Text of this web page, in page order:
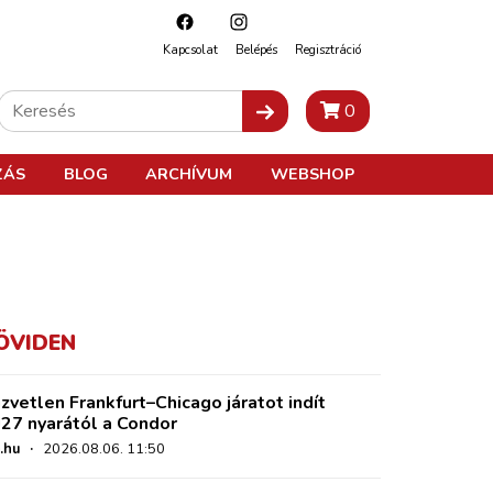
Kapcsolat Belépés Regisztráció
0
BLOG ARCHÍVUM WEBSHOP
Frankfurt–Chicago járatot indít
nyarától a Condor
· 2026.08.06. 11:50